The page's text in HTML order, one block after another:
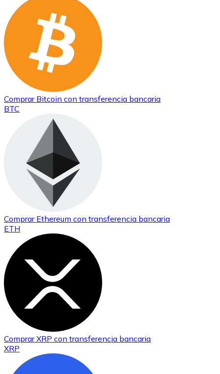
Comprar Bitcoin con transferencia bancaria
BTC
Comprar Ethereum con transferencia bancaria
ETH
ComprarXRP con transferencia bancaria
XRP